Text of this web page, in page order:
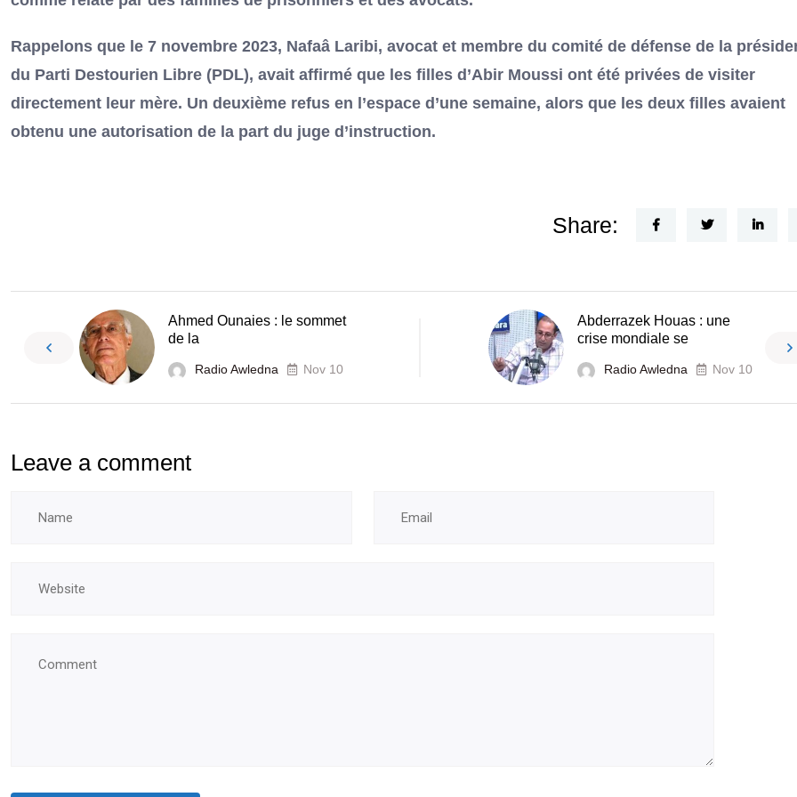
Rappelons que le 7 novembre 2023, Nafaâ Laribi, avocat et membre du comité de défense de la
du Parti Destourien Libre (PDL), avait affirmé que les filles d’Abir Moussi ont été privées de visiter
directement leur mère. Un deuxième refus en l’espace d’une semaine, alors que les deux filles avaient
obtenu une autorisation de la part du juge d’instruction.
Share:
Ahmed Ounaies : le sommet
de la
Radio Awledna Nov 10
Abderrazek Houas : une
crise mondiale se
Radio Awledna Nov 10
Leave a comment